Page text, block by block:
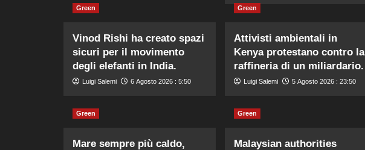
Green
Vinod Rishi ha creato spazi
sicuri per il movimento
degli elefanti in India.
Luigi Salemi 6 Agosto 2026 : 5:50
Green
Attivisti ambientali in
Kenya protestano contro la
raffineria di un miliardario.
Luigi Salemi 5 Agosto 2026 : 23:50
Green
Mare sempre più caldo,
Green
Malaysian authorities